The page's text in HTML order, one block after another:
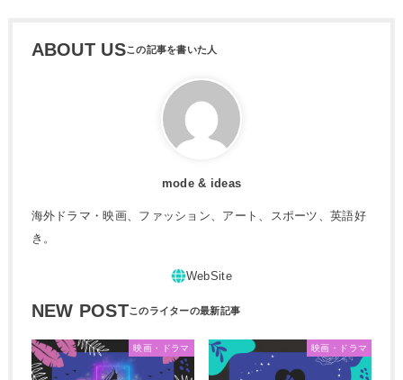
ABOUT US
mode & ideas
海外ドラマ・映画、ファッション、アート、スポーツ、英語好
き。
NEW POST
映画・ドラマ 映画・ドラマ